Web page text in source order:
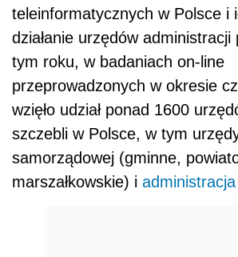
teleinformatycznych w Polsce i
działanie urzędów administracji
tym roku, w badaniach on-line
przeprowadzonych w okresie
wzięło udział ponad 1600
szczebli w Polsce, w tym
samorządowej (gminne,
marszałkowskie) i administracja